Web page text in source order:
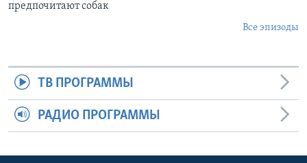
предпочитают собак
Все эпизоды
ТВ ПРОГРАММЫ
РАДИО ПРОГРАММЫ